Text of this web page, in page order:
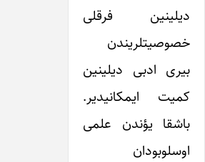
دیلینین فرقلی
خصوصیتلریندن
بیری ادبی دیلینین
کمیت ایمکانیدیر.
باشقا یؤندن علمی
اوسلوبودان